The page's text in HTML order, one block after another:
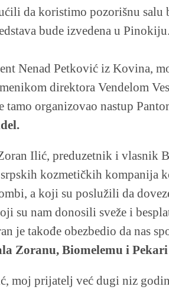
da koristimo pozorišnu salu
bude izvedena u
Nenad Petković iz Kovina,
direktora Vendelom
organizovao nastup
Ilić, preduzetnik i vlasnik
kozmetičkih kompanija
a koji su poslužili da
su nam donosili sveže i
je takođe obezbedio da nas
Zoranu, Biomelemu i
moj prijatelj već dugi niz